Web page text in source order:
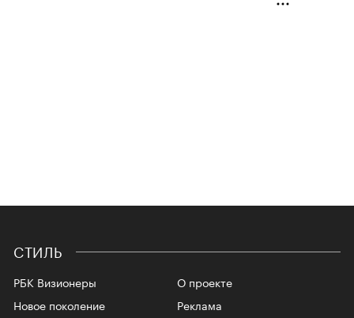
СТИЛЬ
РБК Визионеры
Новое поколение
О проекте
Реклама